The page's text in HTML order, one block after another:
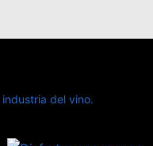
del vino.